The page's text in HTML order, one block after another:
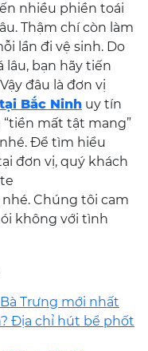
nhiều phiền toái
Thậm chí còn làm
lần đi vệ sinh. Do
bạn hãy tiến
đâu là đơn vị
Bắc Ninh uy tín
mất tật mang”
Để tìm hiểu
đơn vị, quý khách
Chúng tôi cam
không với tình
Trưng mới nhất
Địa chỉ hút bể phốt